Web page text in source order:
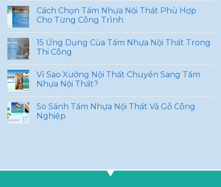
Cách Chọn Tấm Nhựa Nội Thất Phù Hợp
Cho Từng Công Trình
15 Ứng Dụng Của Tấm Nhựa Nội Thất Trong
Thi Công
Vì Sao Xưởng Nội Thất Chuyển Sang Tấm
Nhựa Nội Thất?
So Sánh Tấm Nhựa Nội Thất Và Gỗ Công
Nghiệp